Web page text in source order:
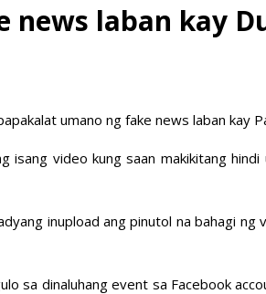
news laban kay
umano ng fake news laban kay
video kung saan makikitang
inupload ang pinutol na bahagi
sa dinaluhang event sa Facebook